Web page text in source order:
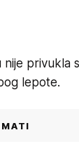
nije privukla
lepote.